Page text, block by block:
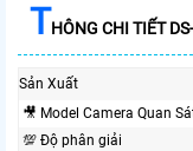
THÔNG CHI TIẾT
Sản Xuất
🎥 Model Camera Quan
💯 Độ phân giải